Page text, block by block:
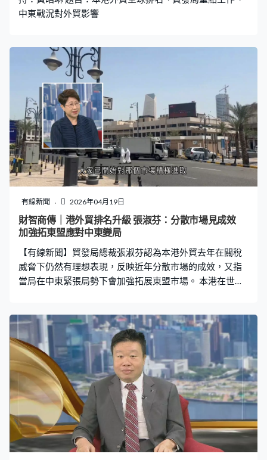
行、證券行，法律上、股東名
中東戰況對外貿影響
有線新聞 2026年04月19日
財智商傳｜港外貿排名升級 張淑芬：分散市場見成效
加強拓東盟應對中東變局
【有線新聞】貿發局總裁張淑芬認為本港外貿去年在關稅
威脅下仍然有理想表現，反映近年分散市場的成效，又指
當局在中東緊張局勢下會加強拓展東盟市場。 本港在世貿
傳》訪問時表示，排名反映本港近年積極分散及開拓新市
場的成效。張淑芬：「去年如你所說世界局勢問題，特朗
普政府加徵了很多關稅，這情況下香港仍然在貿易總量方
面商品貿易有17.5%升幅，總體超過萬五億美元，確實一
點也不差，是非常好的成績。」 中東是本港重點開拓的其
中一個新興市場，但當地近日戰雲密布，會否打亂商界及
貿發局的部署？張淑芬：「其實是有的，過去數年看到我
們的貿易升幅中東剛才說升了30%在過去六年，大家已開
始對那個市場積極進取，突然這一場戰事令大家有一些卻
步。做生意一定要有穩定性以及可持續性，所以對他們一